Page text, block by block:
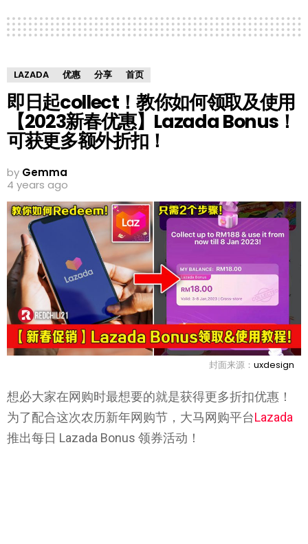
LAZADA 优惠 分享 首页
即日起collect！教你如何领取及使用
【2023新春优惠】Lazada Bonus！
可获更多额外折扣！
by Gemma
4 years ago
封面来源： uxdesign
想必大家在网购时最想要的就是获得更多折扣优惠！
为了配合这次农历新年网购节，大马网购平台Lazada
推出每日 Lazada Bonus 领券活动！